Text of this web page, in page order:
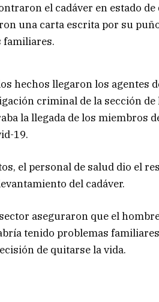
el cadáver en estado
una carta escrita por su
familiares.
hechos llegaron los agentes
criminal de la sección
la llegada de los miembros
19.
el personal de salud dio el
del cadáver.
aseguraron que el
tenido problemas
de quitarse la vida.